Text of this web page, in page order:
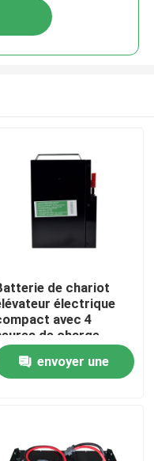
de chariot
électrique
avec 4
de charge
envoyer une